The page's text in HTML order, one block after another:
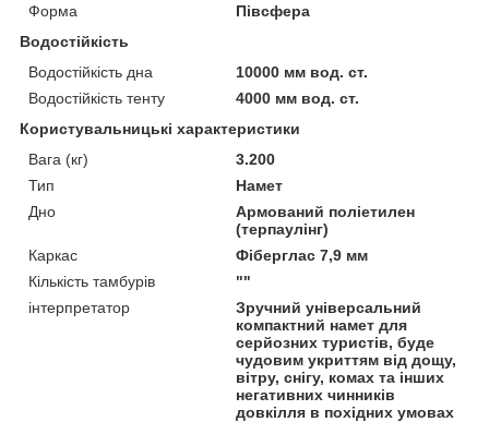
Форма
Півсфера
Водостійкість
Водостійкість дна
10000 мм вод. ст.
Водостійкість тенту
4000 мм вод. ст.
Користувальницькі характеристики
Вага (кг)
3.200
Тип
Намет
Дно
Армований поліетилен
(терпаулінг)
Каркас
Фіберглас 7,9 мм
Кількість тамбурів
""
інтерпретатор
Зручний універсальний
компактний намет для
серйозних туристів, буде
чудовим укриттям від дощу,
вітру, снігу, комах та інших
негативних чинників
довкілля в похідних умовах